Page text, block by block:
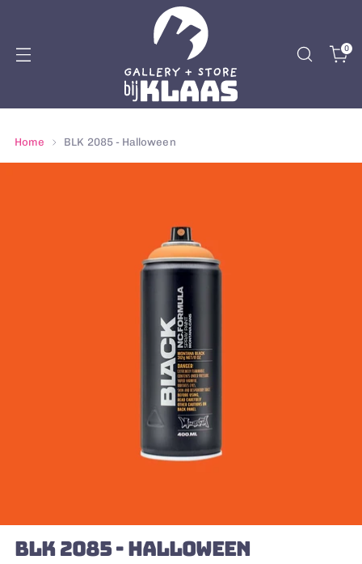
0
Home BLK 2085 - Halloween
BLK 2085 - HALLOWEEN